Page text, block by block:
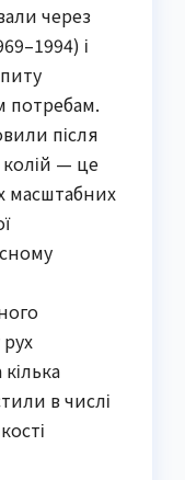
через
і
потребам.
після
колій — це
масштабних
в числі